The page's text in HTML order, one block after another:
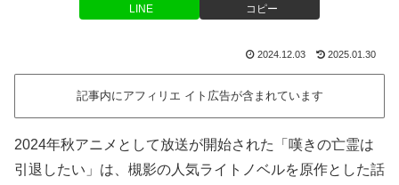
LINE コピー
2024.12.03 2025.01.30
記事内にアフィリエ イト広告が含まれています
2024年秋アニメとして放送が開始された「嘆きの亡霊は
引退したい」は、槻影の人気ライトノベルを原作とした話